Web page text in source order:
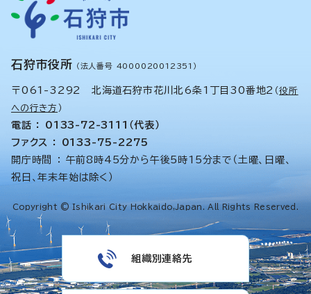
石狩市役所 （法人番号 4000020012351）
〒061-3292 北海道石狩市花川北6条1丁目30番地2 （役所
への行き方 ）
電話 ： 0133-72-3111（代表）
ファクス ： 0133-75-2275
開庁時間 ： 午前8時45分から午後5時15分まで（土曜、日曜、
祝日、年末年始は除く）
Copyright © Ishikari City Hokkaido,Japan. All Rights Reserved.
組織別連絡先